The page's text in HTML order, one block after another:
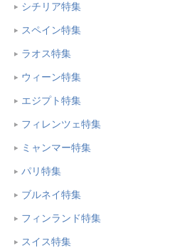
シチリア特集
スペイン特集
ラオス特集
ウィーン特集
エジプト特集
フィレンツェ特集
ミャンマー特集
パリ特集
ブルネイ特集
フィンランド特集
スイス特集